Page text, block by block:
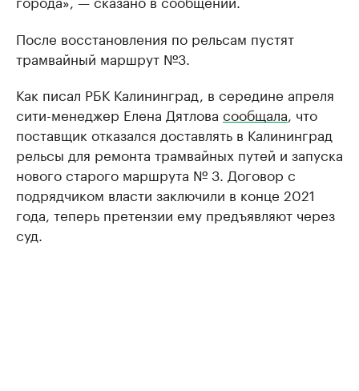
После восстановления по рельсам пустят
трамвайный маршрут №3.
Как писал РБК Калининград, в середине апреля
сити-менеджер Елена Дятлова сообщала , что
поставщик отказался доставлять в Калининград
рельсы для ремонта трамвайных путей и запуска
нового старого маршрута № 3. Договор с
подрядчиком власти заключили в конце 2021
года, теперь претензии ему предъявляют через
суд.